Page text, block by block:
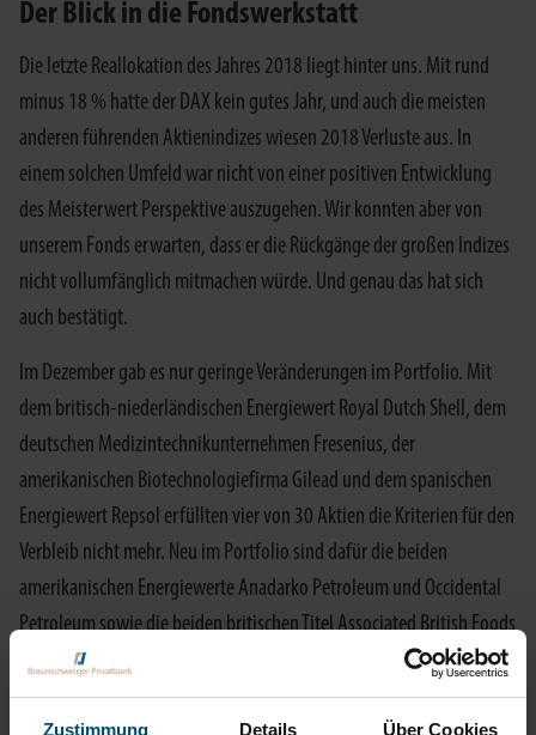
Zustimmung Details Über Cookies
Der Blick in die Fondswerkstatt
Die letzte Reallokation des Jahres 2018 liegt hinter uns. Mit rund
minus 18 % hatte der DAX kein gutes Jahr, und auch die meisten
anderen führenden Aktienindizes wiesen 2018 Verluste aus. In
einem solchen Umfeld war nicht von einer positiven Entwicklung
des Meisterwert Perspektive auszugehen. Wir konnten aber von
unserem Fonds erwarten, dass er die Rückgänge der großen Indizes
nicht vollumfänglich mitmachen würde. Und genau das hat sich
auch bestätigt.
Im Dezember gab es nur geringe Veränderungen im Portfolio. Mit
dem britisch-niederländischen Energiewert Royal Dutch Shell, dem
deutschen Medizintechnikunternehmen Fresenius, der
amerikanischen Biotechnologiefirma Gilead und dem spanischen
Energiewert Repsol erfüllten vier von 30 Aktien die Kriterien für den
Verbleib nicht mehr. Neu im Portfolio sind dafür die beiden
amerikanischen Energiewerte Anadarko Petroleum und Occidental
Petroleum sowie die beiden britischen Titel Associated British Foods
und British American Tobacco.
Mit diesen Veränderungen hat das Portfolio ein durchschnittliches